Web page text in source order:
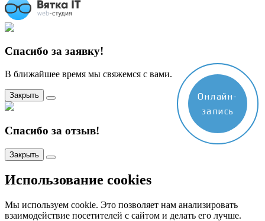
Спасибо за заявку!
В ближайшее время мы свяжемся с вами.
Закрыть
Спасибо за отзыв!
Закрыть
Онлайн-
запись
Использование cookies
Мы используем cookie. Это позволяет нам анализировать
взаимодействие посетителей с сайтом и делать его лучше.